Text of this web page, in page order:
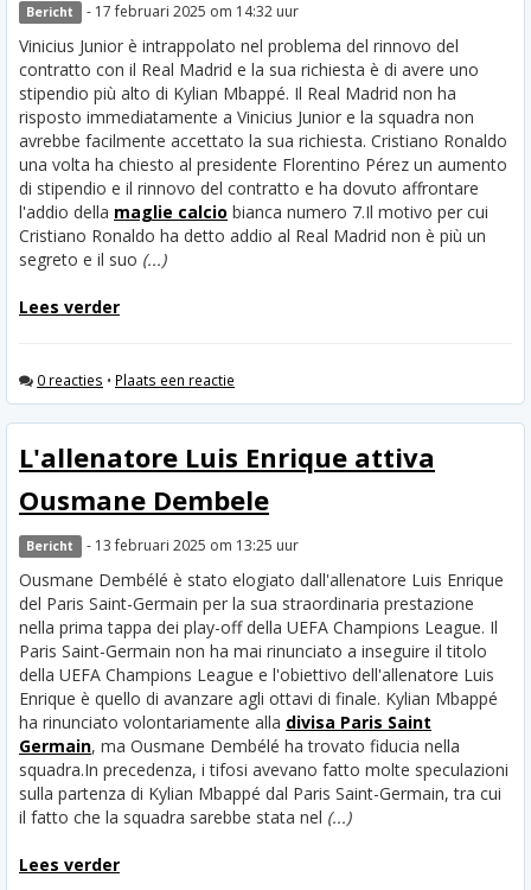
Bericht - 17 februari 2025 om 14:32 uur
Vinicius Junior è intrappolato nel problema del rinnovo del
contratto con il Real Madrid e la sua richiesta è di avere uno
stipendio più alto di Kylian Mbappé. Il Real Madrid non ha
risposto immediatamente a Vinicius Junior e la squadra non
avrebbe facilmente accettato la sua richiesta. Cristiano Ronaldo
una volta ha chiesto al presidente Florentino Pérez un aumento
di stipendio e il rinnovo del contratto e ha dovuto affrontare
l'addio della maglie calcio bianca numero 7.Il motivo per cui
Cristiano Ronaldo ha detto addio al Real Madrid non è più un
segreto e il suo (...)
Lees verder
0 reacties • Plaats een reactie
L'allenatore Luis Enrique attiva
Ousmane Dembele
Bericht - 13 februari 2025 om 13:25 uur
Ousmane Dembélé è stato elogiato dall'allenatore Luis Enrique
del Paris Saint-Germain per la sua straordinaria prestazione
nella prima tappa dei play-off della UEFA Champions League. Il
Paris Saint-Germain non ha mai rinunciato a inseguire il titolo
della UEFA Champions League e l'obiettivo dell'allenatore Luis
Enrique è quello di avanzare agli ottavi di finale. Kylian Mbappé
ha rinunciato volontariamente alla divisa Paris Saint
Germain, ma Ousmane Dembélé ha trovato fiducia nella
squadra.In precedenza, i tifosi avevano fatto molte speculazioni
sulla partenza di Kylian Mbappé dal Paris Saint-Germain, tra cui
il fatto che la squadra sarebbe stata nel (...)
Lees verder